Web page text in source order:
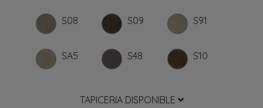
S08 S09 S91
SA5 S48 S10
TAPICERíA DISPONIBLE